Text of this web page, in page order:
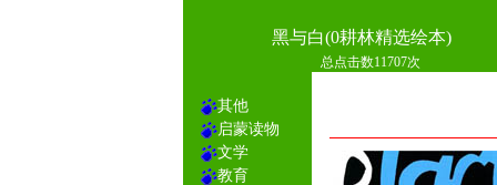
黑与白(0耕林精选绘本)
总点击数11707次
其他
启蒙读物
文学
教育